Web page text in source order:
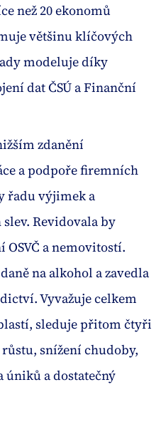
než 20 ekonomů
většinu klíčových
modeluje díky
dat ČSÚ a Finanční
zdanění
a podpoře firemních
řadu výjimek a
Revidovala by
a nemovitostí.
na alkohol a zavedla
Vyvažuje celkem
sleduje přitom čtyři
snížení chudoby,
úniků a dostatečný